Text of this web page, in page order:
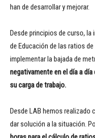
han de desarrollar y mejorar.
Desde principios de curso,
de Educación de las ratios
implementar la bajada de
negativamente en el día a
su carga de trabajo.
Desde LAB hemos
dar solución a la situación.